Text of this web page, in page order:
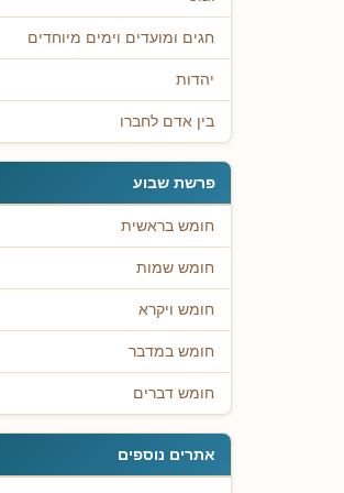
חגים ומועדים וימים מיוחדים
יהדות
בין אדם לחברו
פרשת שבוע
חומש בראשית
חומש שמות
חומש ויקרא
חומש במדבר
חומש דברים
אתרים נוספים